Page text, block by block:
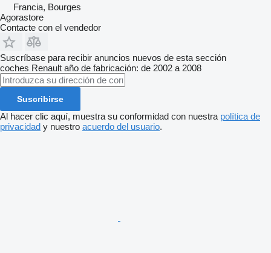
Francia, Bourges
Agorastore
Contacte con el vendedor
Suscríbase para recibir anuncios nuevos de esta sección
coches Renault año de fabricación: de 2002 a 2008
Suscribirse
Al hacer clic aquí, muestra su conformidad con nuestra política de
privacidad y nuestro acuerdo del usuario.